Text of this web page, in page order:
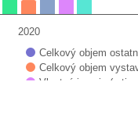
Celkový objem
Celkový objem
Vlastné imanie (v tis.
2020